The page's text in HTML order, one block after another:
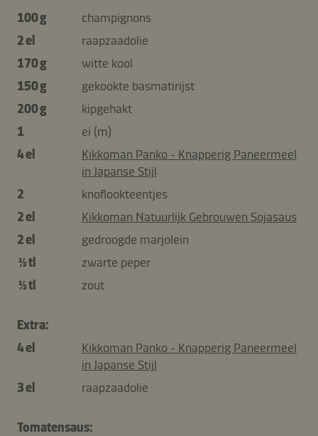
100 g
champignons
2 el
raapzaadolie
170 g
witte kool
150 g
gekookte basmatirijst
200 g
kipgehakt
1
ei (m)
4 el
Kikkoman Panko - Knapperig Paneermeel
in Japanse Stijl
2
knoflookteentjes
2 el
Kikkoman Natuurlijk Gebrouwen Sojasaus
2 el
gedroogde marjolein
⅓ tl
zwarte peper
⅓ tl
zout
Extra:
4 el
Kikkoman Panko - Knapperig Paneermeel
in Japanse Stijl
3 el
raapzaadolie
Tomatensaus: